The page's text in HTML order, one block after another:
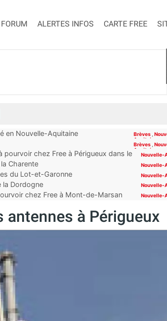
FORUM ALERTES INFOS CARTE FREE
en Nouvelle-Aquitaine Brèves ,
Aquitaine
Brèves ,
Aquitaine
chez Free à Périgueux dans le
Nouvelle-
Charente Nouvelle-
du Lot-et-Garonne Nouvelle-
la Dordogne Nouvelle-
chez Free à Mont-de-Marsan
Nouvelle-
antennes à Périgueux